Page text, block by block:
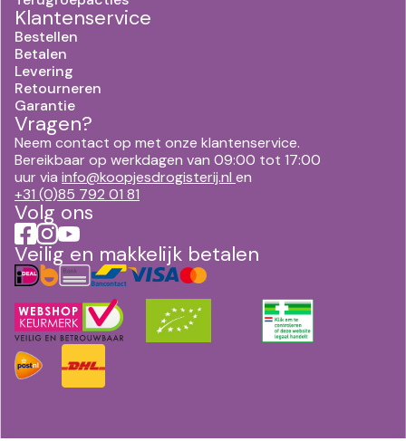
Klantenservice
Bestellen
Betalen
Levering
Retourneren
Garantie
Vragen?
Neem contact op met onze klantenservice.
Bereikbaar op werkdagen van 09:00 tot 17:00
uur via info@koopjesdrogisterij.nl en
+31 (0)85 792 01 81
Volg ons
Veilig en makkelijk betalen